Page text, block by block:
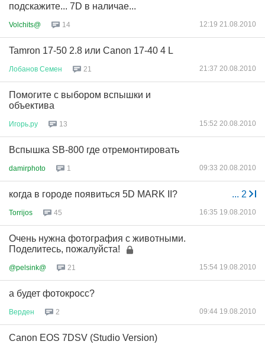
подскажите... 7D в наличае...
Volchits@ 14 12:19 21.08.2010
Tamron 17-50 2.8 или Canon 17-40 4 L
Лобанов Семен 21 21:37 20.08.2010
Помогите с выбором вспышки и
объектива
Игорь ру 13 15:52 20.08.2010
Вспышка SB-800 где отремонтировать
damirphoto 1 09:33 20.08.2010
... 2
когда в городе появиться 5D MARK II?
Torrijos 45 16:35 19.08.2010
Очень нужна фотография с животными.
Поделитесь, пожалуйста!
@pelsink@ 21 15:54 19.08.2010
а будет фотокросс?
Верден 2 09:44 19.08.2010
Canon EOS 7DSV (Studio Version)